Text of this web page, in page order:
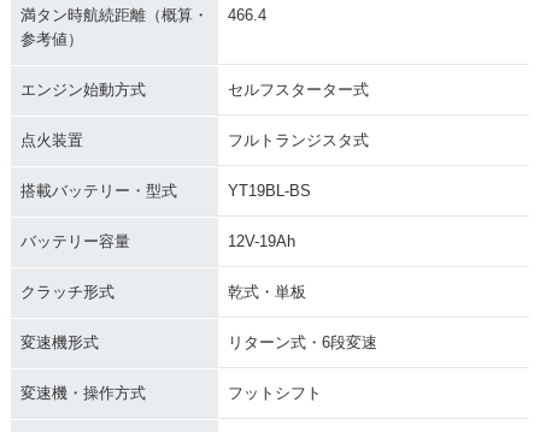
満タン時航続距離（概算・
参考値）
466.4
エンジン始動方式 セルフスターター式
点火装置 フルトランジスタ式
搭載バッテリー・型式 YT19BL-BS
バッテリー容量 12V-19Ah
クラッチ形式 乾式・単板
変速機形式 リターン式・6段変速
変速機・操作方式 フットシフト